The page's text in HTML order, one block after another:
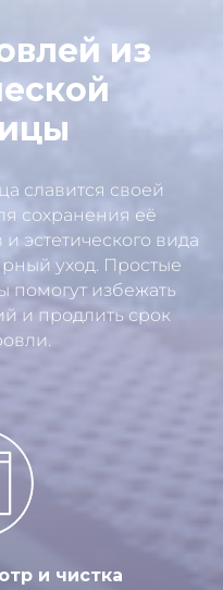
из
славится своей
сохранения её
эстетического вида
уход. Простые
помогут избежать
и продлить срок
и чистка